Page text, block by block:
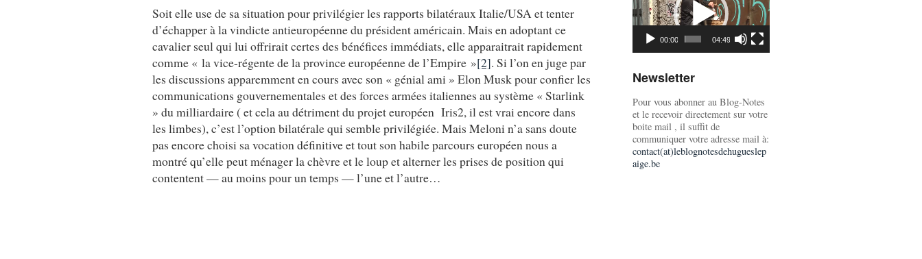
Soit elle use de sa situation pour privilégier les rapports bilatéraux Italie/USA et tenter
d’échapper à la vindicte antieuropéenne du président américain. Mais en adoptant ce
cavalier seul qui lui offrirait certes des bénéfices immédiats, elle apparaitrait rapidement
comme « la vice-régente de la province européenne de l’Empire »[2]. Si l’on en juge par
les discussions apparemment en cours avec son « génial ami » Elon Musk pour confier les
communications gouvernementales et des forces armées italiennes au système « Starlink
» du milliardaire ( et cela au détriment du projet européen Iris2, il est vrai encore dans
les limbes), c’est l’option bilatérale qui semble privilégiée. Mais Meloni n’a sans doute
pas encore choisi sa vocation définitive et tout son habile parcours européen nous a
montré qu’elle peut ménager la chèvre et le loup et alterner les prises de position qui
contentent — au moins pour un temps — l’une et l’autre…
00:00 04:49
Newsletter
Pour vous abonner au Blog-Notes
et le recevoir directement sur votre
boite mail , il suffit de
communiquer votre adresse mail à:
contact(at)leblognotesdehugueslep
aige.be